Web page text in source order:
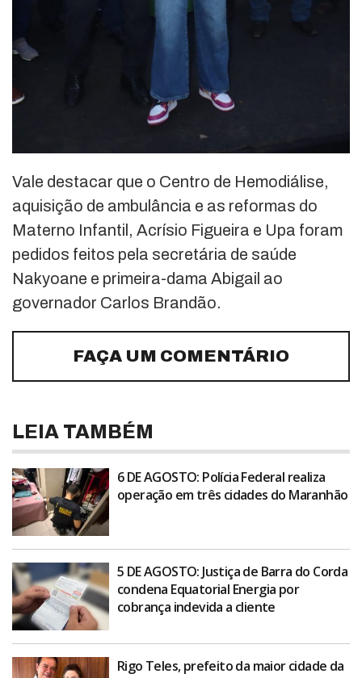
Vale destacar que o Centro de Hemodiálise,
aquisição de ambulância e as reformas do
Materno Infantil, Acrísio Figueira e Upa foram
pedidos feitos pela secretária de saúde
Nakyoane e primeira-dama Abigail ao
governador Carlos Brandão.
FAÇA UM COMENTÁRIO
LEIA TAMBÉM
6 DE AGOSTO: Polícia Federal realiza
operação em três cidades do Maranhão
5 DE AGOSTO: Justiça de Barra do Corda
condena Equatorial Energia por
cobrança indevida a cliente
Rigo Teles, prefeito da maior cidade da